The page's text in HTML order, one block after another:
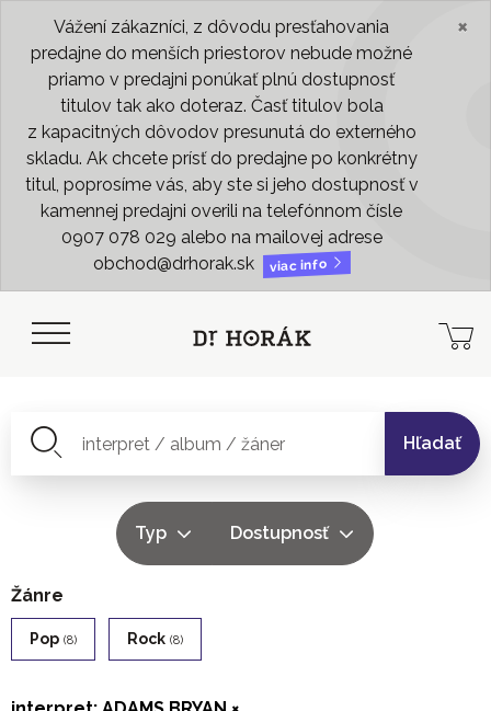
Vážení zákazníci, z dôvodu presťahovania
predajne do menších priestorov nebude možné
priamo v predajni ponúkať plnú dostupnosť
titulov tak ako doteraz. Časť titulov bola
z kapacitných dôvodov presunutá do externého
skladu. Ak chcete prísť do predajne po konkrétny
titul, poprosíme vás, aby ste si jeho dostupnosť v
kamennej predajni overili na telefónnom čísle
0907 078 029 alebo na mailovej adrese
obchod@drhorak.sk
viac info
×
Hľadať
Typ Dostupnosť
Žánre
Pop (8) Rock (8)